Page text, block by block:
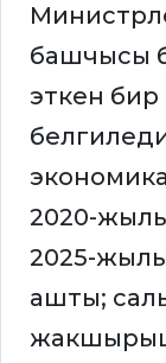
башчысы
эткен
2020-
2025-
ашты;